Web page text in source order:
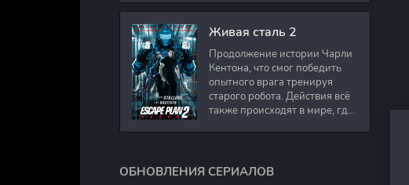
работал в медицинском
Живая сталь 2
Продолжение истории Чарли
Кентона, что смог победить
опытного врага тренируя
старого робота. Действия всё
также происходят в мире, где
ОБНОВЛЕНИЯ СЕРИАЛОВ